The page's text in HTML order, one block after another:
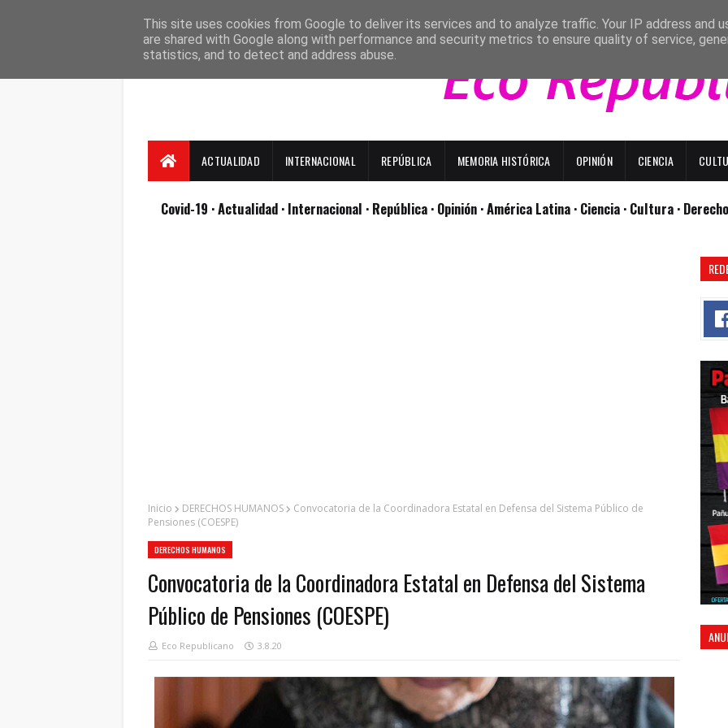
ACTUALIDAD INTERNACIONAL REPÚBLICA MEMORIA HISTÓRICA OPINIÓN CIENCIA
Covid-19 · Actualidad · Internacional · República · Opinión · América Latina · Ciencia · Cultura ·
Inicio DERECHOS HUMANOS
Convocatoria de la Coordinadora Estatal en Defensa del Sistema Público de
Pensiones (COESPE)
DERECHOS HUMANOS
Convocatoria de la Coordinadora Estatal en Defensa del Sistema
Público de Pensiones (COESPE)
Eco Republicano 3.8.20
This site uses cookies from Google to deliver its services and to analyze traffic. Your IP address and
are shared with Google along with performance and security metrics to ensure quality of service,
statistics, and to detect and address abuse.